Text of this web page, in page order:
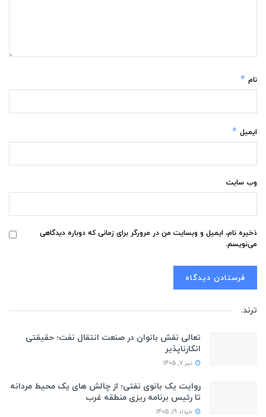
نام *
ایمیل *
وب‌ سایت
ذخیره نام، ایمیل و وبسایت من در مرورگر برای زمانی که دوباره دیدگاهی
می‌نویسم.
ترند.
تعالی نقش بانوان در صنعت انتقال نفت؛ حقیقتی
انکارناپذیر
تیر 7, 1405
روایت یک بانوی نفتی؛ از چالش های یک محیط مردانه
تا رئیس برنامه ریزی منطقه غرب
خرداد 19, 1405